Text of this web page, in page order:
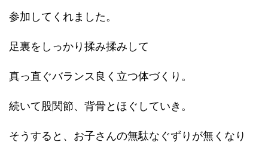
参加してくれました。
足裏をしっかり揉み揉みして
真っ直ぐバランス良く立つ体づくり。
続いて股関節、背骨とほぐしていき。
そうすると、お子さんの無駄なぐずりが無くなり